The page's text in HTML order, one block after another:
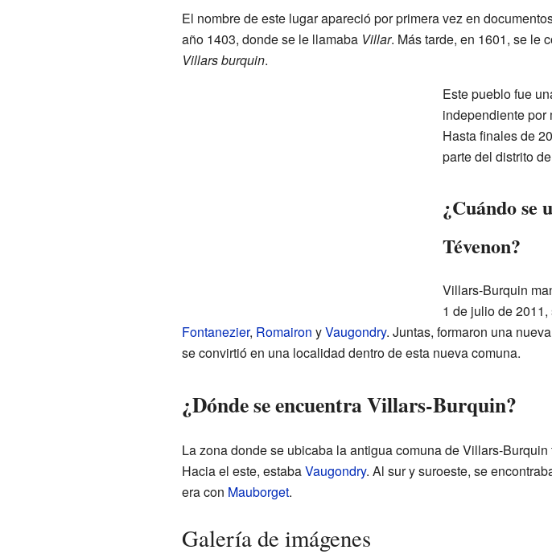
El nombre de este lugar apareció por primera vez en
año 1403, donde se le llamaba Villar. Más tarde, en 1601, se le
Villars burquin.
Este pueblo fue
independiente por
Hasta finales de
parte del distrito
¿Cuándo se
Tévenon?
Villars-Burquin
1 de julio de
Fontanezier, Romairon yVaugondry. Juntas, formaron una
se convirtió en una localidad dentro de esta nueva comuna.
¿Dónde se encuentra Villars-Burquin?
La zona donde se ubicaba la antigua comuna de Villars-
Hacia el este, estabaVaugondry. Al sur y suroeste, se
era con Mauborget.
Galería de imágenes